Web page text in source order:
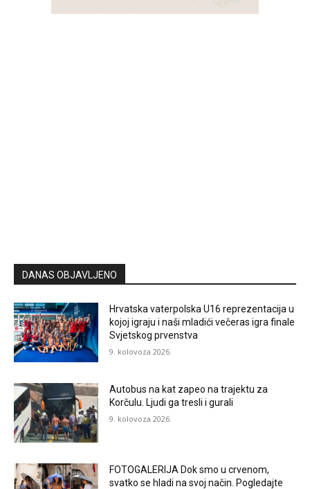
DANAS OBJAVLJENO
Hrvatska vaterpolska U16 reprezentacija u
kojoj igraju i naši mladići večeras igra finale
Svjetskog prvenstva
9. kolovoza 2026.
Autobus na kat zapeo na trajektu za
Korčulu. Ljudi ga tresli i gurali
9. kolovoza 2026.
FOTOGALERIJA Dok smo u crvenom,
svatko se hladi na svoj način. Pogledajte